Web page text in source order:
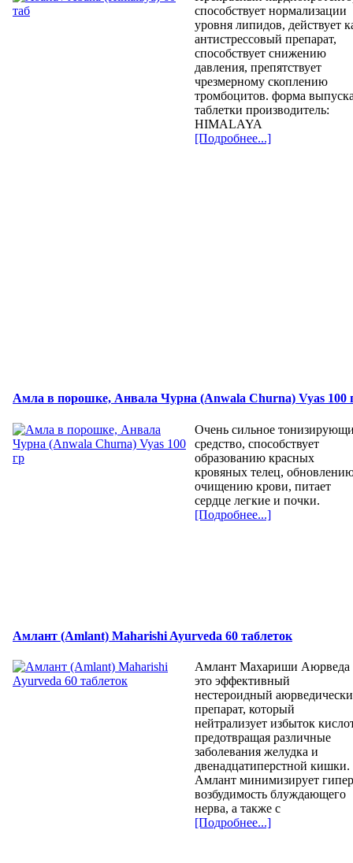
способствует нормализации
уровня липидов, действует
антистрессовый препарат,
способствует снижению
давления, препятствует
чрезмерному скоплению
тромбоцитов. форма
таблетки производитель:
HIMALAYA
[Подробнее...]
Амла в порошке, Анвала Чурна (Anwala Churna) Vyas 100
Очень сильное
средство, способствует
образованию красных
кровяных телец,
очищению крови, питает
сердце легкие и почки.
[Подробнее...]
Амлант (Amlant) Maharishi Ayurvedа 60 таблеток
Амлант Махариши Аюрведа
это эффективный
нестероидный
препарат, который
нейтрализует избыток
предотвращая различные
заболевания желудка и
двенадцатиперстной кишки.
Амлант минимизирует
возбудимость блуждающего
нерва, а также с
[Подробнее...]